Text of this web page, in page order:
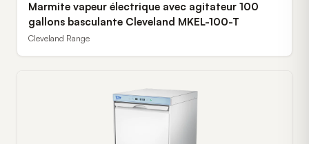
Marmite vapeur électrique avec agitateur 100
gallons basculante Cleveland MKEL-100-T
Cleveland Range